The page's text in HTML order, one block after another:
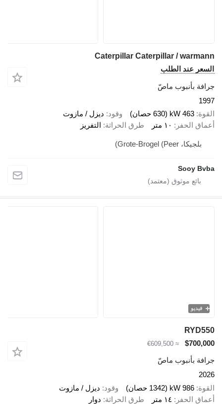
Caterpillar Caterpillar / warmann
السعر عند الطلب
جرافة بأنبوب ماصّ
1997
القوة 463 kW (630 حصان) وقود ديزل / مازوت
أعماق الحفر
١٠ متر طرق الحراثة التفريز
بلجيكا، Grote-Brogel (Peer)
Sooy Bvba
فيديو
RYD550
$700,000
≈ €609,500
جرافة بأنبوب ماصّ
2026
القوة 986 kW (1342 حصان) وقود ديزل / مازوت
أعماق الحفر
١٤ متر طرق الحراثة دوار